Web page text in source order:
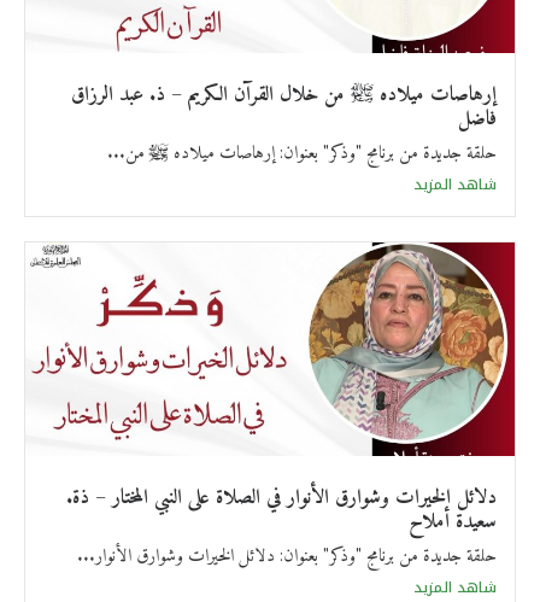
إرهاصات ميلاده ﷺ من خلال القرآن الكريم – ذ. عبد الرزاق
فاضل
حلقة جديدة من برنامج "وذكر" بعنوان: إرهاصات ميلاده ﷺ من...
شاهد المزيد
دلائل الخيرات وشوارق الأنوار في الصلاة على النبي المختار – ذة.
سعيدة أملاح
حلقة جديدة من برنامج "وذكر" بعنوان: دلائل الخيرات وشوارق الأنوار...
شاهد المزيد